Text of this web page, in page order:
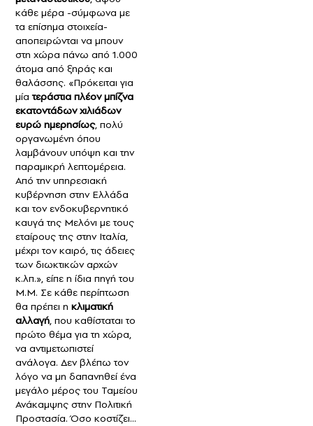
κάθε μέρα -σύμφωνα με
τα επίσημα στοιχεία-
αποπειρώνται να μπουν
στη χώρα πάνω από 1.000
άτομα από ξηράς και
θαλάσσης. «Πρόκειται για
μίατεράστια πλέον μπίζνα
εκατοντάδων χιλιάδων
ευρώ ημερησίως, πολύ
οργανωμένη όπου
λαμβάνουν υπόψη και την
παραμικρή λεπτομέρεια.
Από την υπηρεσιακή
κυβέρνηση στην Ελλάδα
και τον ενδοκυβερνητικό
καυγά της Μελόνι με τους
εταίρους της στην Ιταλία,
μέχρι τον καιρό, τις άδειες
των διωκτικών αρχών
κ.λπ.», είπε η ίδια πηγή του
Μ.Μ. Σε κάθε περίπτωση
θα πρέπει η κλιματική
αλλαγή, που καθίσταται το
πρώτο θέμα για τη χώρα,
να αντιμετωπιστεί
ανάλογα. Δεν βλέπω τον
λόγο να μη δαπανηθεί ένα
μεγάλο μέρος του Ταμείου
Ανάκαμψης στην Πολιτική
Προστασία. Όσο κοστίζει…